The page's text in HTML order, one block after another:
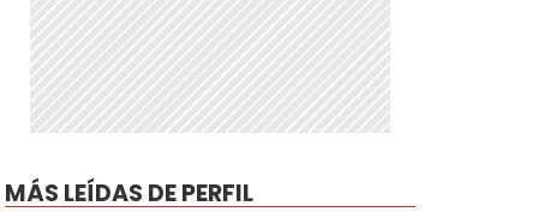
MÁS LEÍDAS DE PERFIL